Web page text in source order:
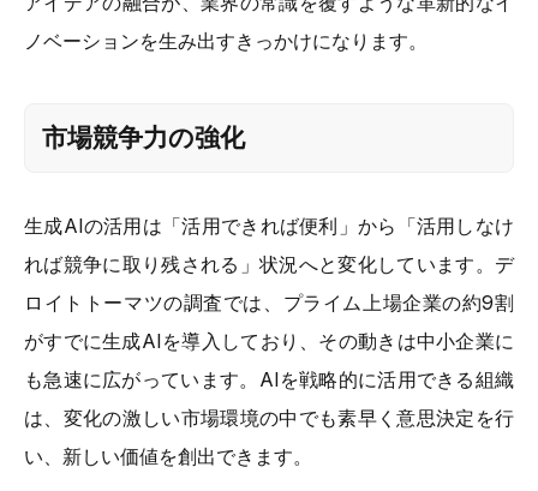
ノベーションを生み出すきっかけになります。
市場競争力の強化
生成AIの活用は「活用できれば便利」から「活用しなけ
れば競争に取り残される」状況へと変化しています。デ
ロイトトーマツの調査では、プライム上場企業の約9割
がすでに生成AIを導入しており、その動きは中小企業に
も急速に広がっています。AIを戦略的に活用できる組織
は、変化の激しい市場環境の中でも素早く意思決定を行
い、新しい価値を創出できます。